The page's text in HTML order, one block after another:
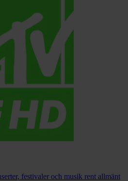
festivaler och musik rent allmänt